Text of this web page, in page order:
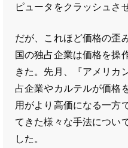
ピュータをクラッシュさ
だが、これほど価格の歪
国の独占企業は価格を操
きた。先月、『アメリカ
占企業やカルテルが価格
用がより高価になる一方
てきた様々な手法につい
した。